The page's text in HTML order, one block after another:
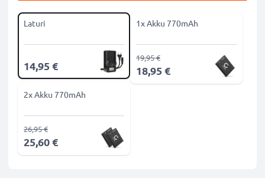
Laturi
14,95 €
1x Akku 770mAh
18,95 €
19,95 €
2x Akku 770mAh
25,60 €
26,95 €